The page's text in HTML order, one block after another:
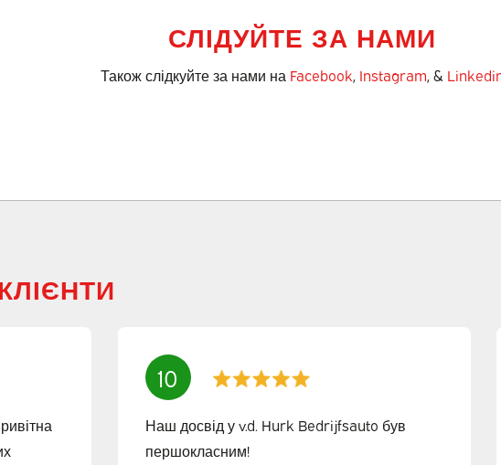
СЛІДУЙТЕ ЗА НАМИ
Також слідкуйте за нами на Facebook, Instagram, &
10
Наш досвід у v.d. Hurk Bedrijfsauto був
першокласним!